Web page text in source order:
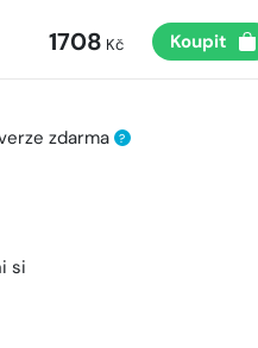
1708 Kč Koupit
zdarma ?
si